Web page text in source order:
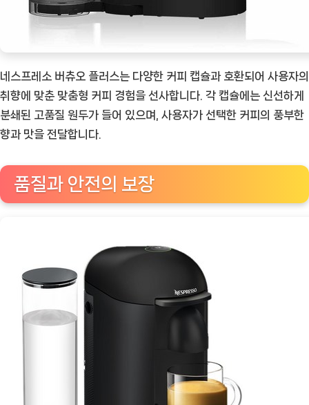
네스프레소 버츄오 플러스는 다양한 커피 캡슐과 호환되어 사용자의
취향에 맞춘 맞춤형 커피 경험을 선사합니다. 각 캡슐에는 신선하게
분쇄된 고품질 원두가 들어 있으며, 사용자가 선택한 커피의 풍부한
향과 맛을 전달합니다.
품질과 안전의 보장